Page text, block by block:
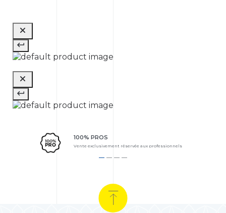
100% PROS
Vente exclusivement réservée aux professionnels